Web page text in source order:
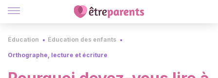
Éducation Éducation des enfants
Orthographe, lecture et écriture